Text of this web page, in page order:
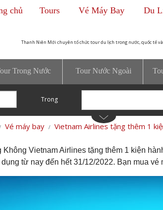
Thanh Niên Mới chuyên tổ chức tour du lịch trong nước, quốc tế
chủ Tours Vé Máy Bay Du
Trong Nước Tour Nước Ngoài
Trong
Vé máy bay Vietnam Airlines tặng thêm 1
Không Vietnam Airlines tặng thêm 1 kiện
từ nay đến hết 31/12/2022. Bạn mua